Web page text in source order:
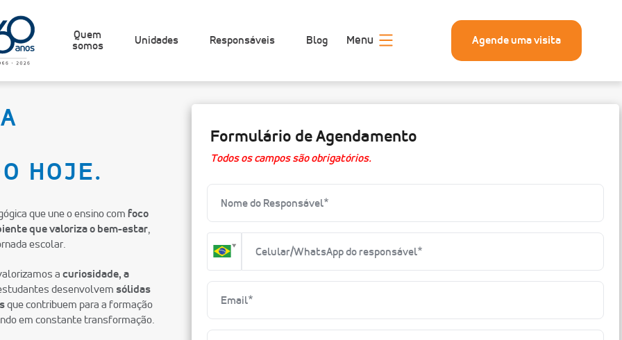
Quem
somos
Unidades Responsáveis Blog Menu Agende uma visita
HOJE.
que une o ensino com foco
que valoriza o bem-estar,
escolar.
a curiosidade, a
desenvolvem sólidas
que contribuem para a formação
em constante transformação.
Formulário de Agendamento
Todos os campos são obrigatórios.